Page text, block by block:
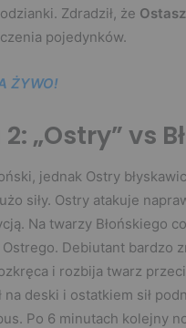
Zdradził, że
pojedynków.
ŻYWO!
„Ostry” vs
jednak Ostry
siły. Ostry atakuje
Na twarzy Błońskiego
Debiutant bardzo
i rozbija twarz
deski i ostatkiem sił
Po 6 minutach kolejny